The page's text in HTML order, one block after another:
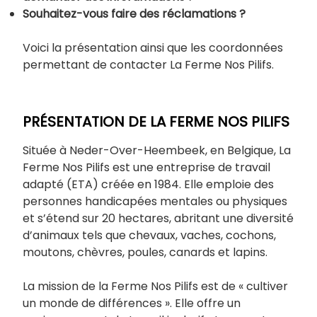
Souhaitez-vous faire des réclamations ?
Voici la présentation ainsi que les coordonnées
permettant de contacter La Ferme Nos Pilifs.
PRÉSENTATION DE LA FERME NOS PILIFS
Située à Neder-Over-Heembeek, en Belgique, La
Ferme Nos Pilifs est une entreprise de travail
adapté (ETA) créée en 1984. Elle emploie des
personnes handicapées mentales ou physiques
et s’étend sur 20 hectares, abritant une diversité
d’animaux tels que chevaux, vaches, cochons,
moutons, chèvres, poules, canards et lapins.
La mission de la Ferme Nos Pilifs est de « cultiver
un monde de différences ». Elle offre un